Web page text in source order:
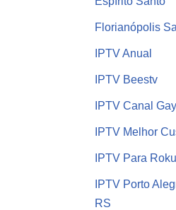
Florianópolis
IPTV Anual
IPTV Beestv
IPTV Canal Gay
IPTV Melhor
IPTV Para
IPTV Porto
RS